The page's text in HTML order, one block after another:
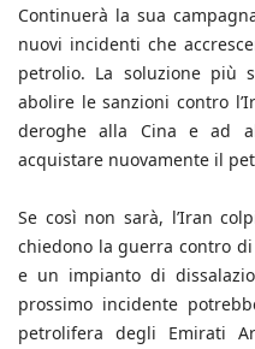
Continuerà la sua
nuovi incidenti che
petrolio. La soluzione più
abolire le sanzioni contro
deroghe alla Cina e ad
acquistare nuovamente il
Se così non sarà, l’Iran
chiedono la guerra contro
e un impianto di
prossimo incidente
petrolifera degli Emirati